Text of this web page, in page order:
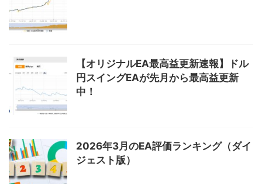
【オリジナルEA最高益更新速報】ドル
円スイングEAが先月から最高益更新
中！
2026年3月のEA評価ランキング（ダイ
ジェスト版）